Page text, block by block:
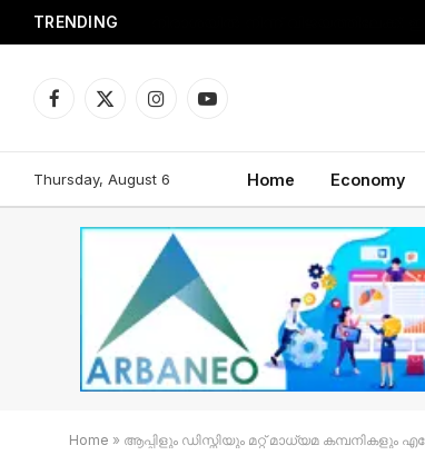
Facebook
X
InstagramYouTube
Thursday, August 6 Home Economy
Home » ആപ്പിളും ഡിസ്നിയും മറ്റ് മാധ്യമ കമ്പനികളും